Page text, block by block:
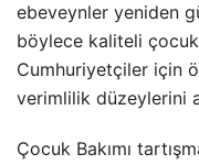
ebeveynler yeniden
böylece kaliteli çocuk
Cumhuriyetçiler için
verimlilik düzeylerini
Çocuk Bakımı